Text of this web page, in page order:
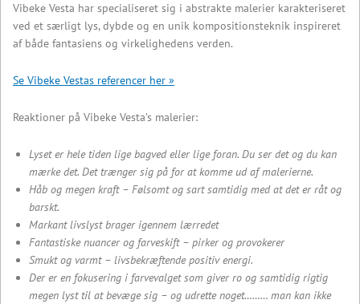
Vibeke Vesta har specialiseret sig i abstrakte malerier karakteriseret
ved et særligt lys, dybde og en unik kompositionsteknik inspireret
af både fantasiens og virkelighedens verden.
Se Vibeke Vestas referencer her »
Reaktioner på Vibeke Vesta’s malerier:
Lyset er hele tiden lige bagved eller lige foran. Du ser det og du kan
mærke det. Det trænger sig på for at komme ud af malerierne.
Håb og megen kraft – Følsomt og sart samtidig med at det er råt og
barskt.
Markant livslyst brager igennem lærredet
Fantastiske nuancer og farveskift – pirker og provokerer
Smukt og varmt – livsbekræftende positiv energi.
Der er en fokusering i farvevalget som giver ro og samtidig rigtig
megen lyst til at bevæge sig – og udrette noget……… man kan ikke